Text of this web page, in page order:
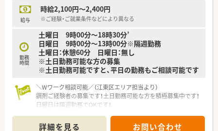
調和が図れます。
■週40時間より短いシフトを組む工夫により、残業はほとんど
■本社にヘルプ専任の薬剤師が在籍しているため、希望のお休み
が取得しやすい環境です。
【こんな方にオススメ】
■年間休日が多く残業が少ないため、プライベートの時間をしっ
■未経験や経験の浅い方でも、充実した教育体制のもとで安心し
てキャリアをスタートしたい方。
■穏やかな環境で、腰を据えて長く働きたい方に最適です。
給与
時給2,100円～2,400円
※ご経験・ご就業条件などにより異なる
勤務
時間
土曜日 9時00分～18時30分’
日曜日 9時00分～13時00分※隔週勤務
土曜日：休憩60分 日曜日：無し
※土日勤務可能な方の募集
※土日勤務可能ですと、平日の勤務もご相談可能です
＼Wワーク相談可能／（江東区エリア担当より）
調剤ご経験者の募集です！土日勤務可能な方を積極募集中です！
日曜日は隔週勤務でOKです！
詳細を見る お問い合わせ